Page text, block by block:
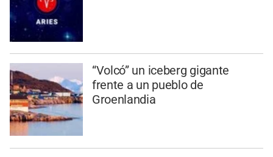
“Volcó” un iceberg gigante
frente a un pueblo de
Groenlandia